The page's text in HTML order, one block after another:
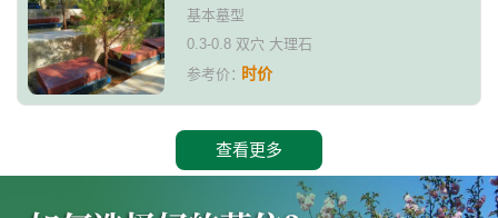
基本墓型
0.3-0.8 双穴 大理石
参考价：时价
查看更多